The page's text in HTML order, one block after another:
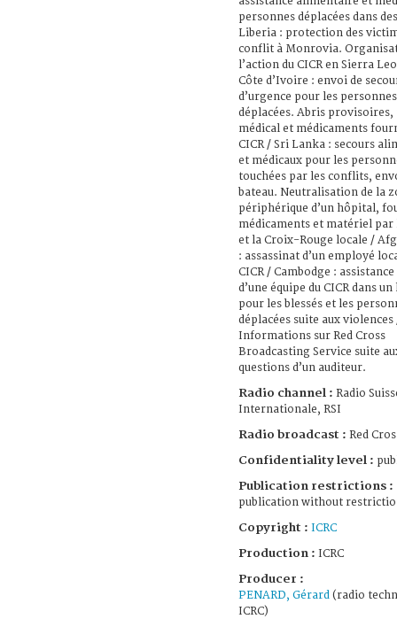
personnes déplacées dans
Liberia : protection des
conflit à Monrovia.
l’action du CICR en Sierra
Côte d’Ivoire : envoi de
d’urgence pour les personnes
déplacées. Abris
médical et médicaments
CICR / Sri Lanka : secours
et médicaux pour les
touchées par les conflits,
bateau. Neutralisation de la
périphérique d’un hôpital,
médicaments et matériel par
et la Croix-Rouge locale /
: assassinat d’un employé
CICR / Cambodge :
d’une équipe du CICR dans
pour les blessés et les
déplacées suite aux violences
Informations sur Red Cross
Broadcasting Service suite
questions d’un auditeur.
Radio channel : Radio
Internationale, RSI
Radio broadcast : Red
Confidentiality level :
Publication restrictions :
publication without
Copyright : ICRC
Production : ICRC
Producer :
PENARD, Gérard (radio
ICRC)